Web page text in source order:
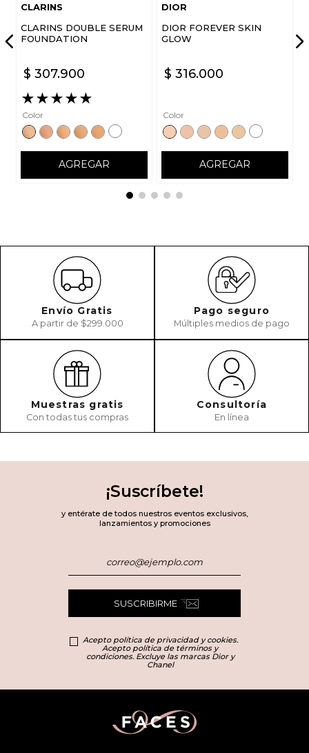
CLARINS
CLARINS DOUBLE SERUM
FOUNDATION
$ 307.900
★★★★★
Color
AGREGAR
DIOR
DIOR FOREVER SKIN
GLOW
$ 316.000
Color
AGREGAR
Envío Gratis
A partir de $299.000
Pago seguro
Múltiples medios de pago
Muestras gratis
Con todas tus compras
Consultoría
En línea
¡Suscríbete!
y entérate de todos nuestros eventos exclusivos,
lanzamientos y promociones
SUSCRIBIRME
Acepto política de privacidad y cookies.
Acepto política de términos y
condiciones. Excluye las marcas Dior y
Chanel